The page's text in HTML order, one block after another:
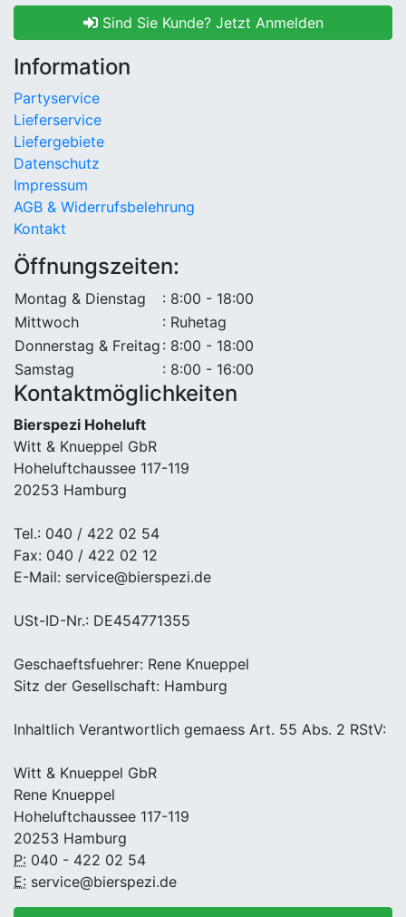
Sind Sie Kunde? Jetzt Anmelden
Information
Partyservice
Lieferservice
Liefergebiete
Datenschutz
Impressum
AGB & Widerrufsbelehrung
Kontakt
Öffnungszeiten:
Montag & Dienstag
: 8:00 - 18:00
Mittwoch
: Ruhetag
Donnerstag & Freitag : 8:00 - 18:00
Samstag
: 8:00 - 16:00
Kontaktmöglichkeiten
Bierspezi Hoheluft
Witt & Knueppel GbR
Hoheluftchaussee 117-119
20253 Hamburg
Tel.: 040 / 422 02 54
Fax: 040 / 422 02 12
E-Mail: service@bierspezi.de
USt-ID-Nr.: DE454771355
Geschaeftsfuehrer: Rene Knueppel
Sitz der Gesellschaft: Hamburg
Inhaltlich Verantwortlich gemaess Art. 55 Abs. 2 RStV:
Witt & Knueppel GbR
Rene Knueppel
Hoheluftchaussee 117-119
20253 Hamburg
P: 040 - 422 02 54
E: service@bierspezi.de